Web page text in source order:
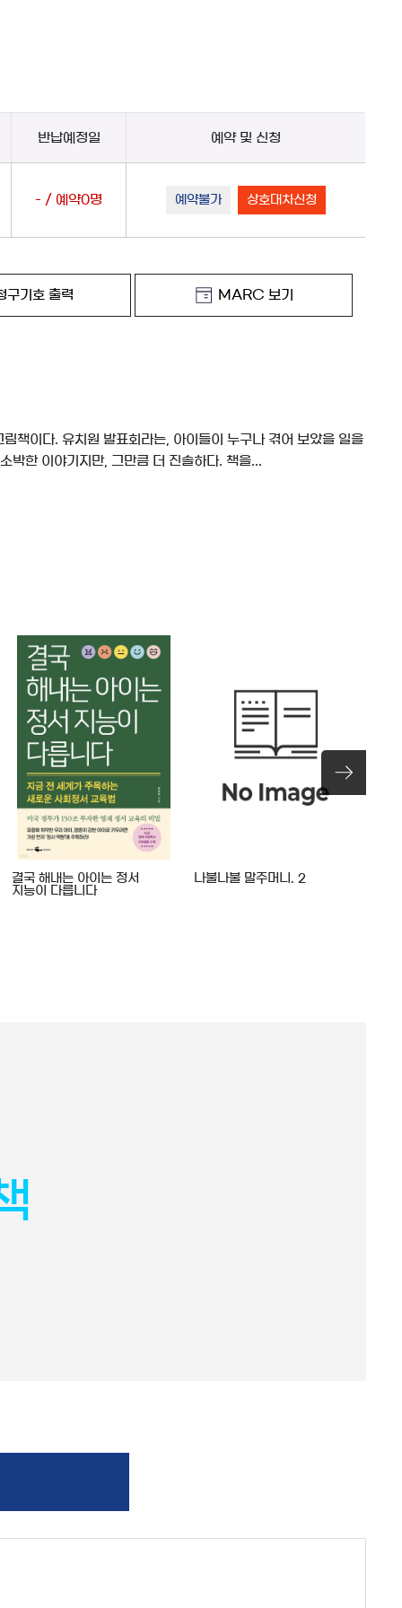
반납예정일 예약 및 신청
- / 예약0명 예약불가 상호대차신청
구기호 출력 MARC 보기
책이다. 유치원 발표회라는, 아이들이 누구나 겪어 보았을 일을
박한 이야기지만, 그만큼 더 진솔하다. 책을...
결국 해내는 아이는 정서
지능이 다릅니다
나불나불 말주머니. 2